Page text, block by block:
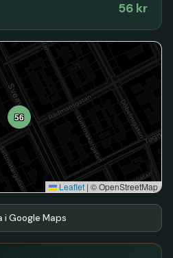
56 kr
56
Leaflet | © OpenStreetMap
i Google Maps